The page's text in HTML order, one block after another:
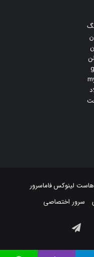
هاست لینوکسفاماسرور
سرور اختصاصی
اینستاگرام